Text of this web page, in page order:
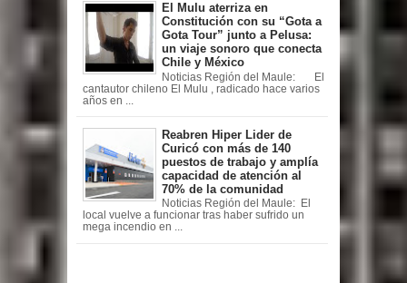
El Mulu aterriza en
Constitución con su “Gota a
Gota Tour” junto a Pelusa:
un viaje sonoro que conecta
Chile y México
Noticias Región del Maule: El
cantautor chileno El Mulu , radicado hace varios
años en ...
Reabren Hiper Lider de
Curicó con más de 140
puestos de trabajo y amplía
capacidad de atención al
70% de la comunidad
Noticias Región del Maule: El
local vuelve a funcionar tras haber sufrido un
mega incendio en ...